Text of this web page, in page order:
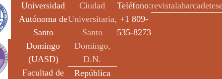
Universidad
Autónoma de
Santo
Domingo
(UASD)
Facultad de
Ciudad
Universitaria,
Santo
Domingo,
D.N.
República
Teléfono:
+1 809-
535-8273